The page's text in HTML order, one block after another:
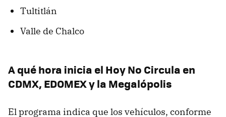
Tultitlán
Valle de Chalco
A qué hora inicia el Hoy No Circula en
CDMX, EDOMEX y la Megalópolis
El programa indica que los vehículos, conforme